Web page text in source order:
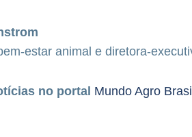
estar animal e diretora-
no portal Mundo Agro